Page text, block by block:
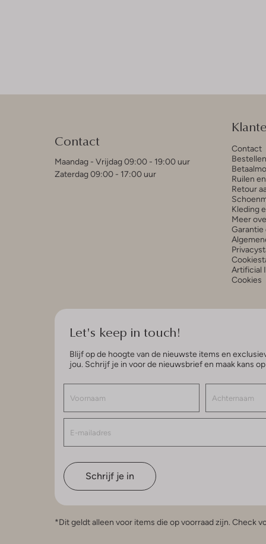
Contact
Maandag - Vrijdag 09:00 - 19:00 uur
Zaterdag 09:00 - 17:00 uur
Contact
Ruilen
Retour
Kleding
Meer
Garantie
Artificial
Cookies
Let's keep in touch!
Blijf op de hoogte van de nieuwste items en
jou. Schrijf je in voor de nieuwsbrief en maak kans
Schrijf je in
*Dit geldt alleen voor items die op voorraad zijn. Check